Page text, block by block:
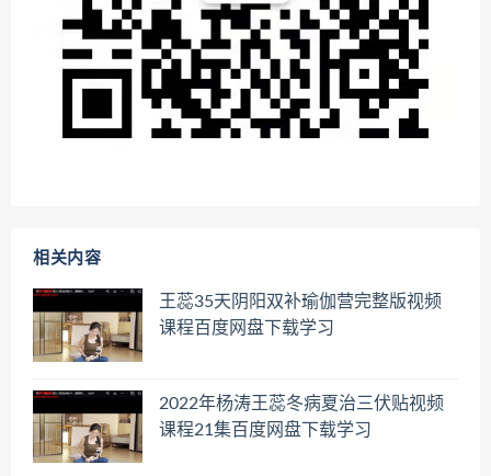
相关内容
王蕊35天阴阳双补瑜伽营完整版视频
课程百度网盘下载学习
2022年杨涛王蕊冬病夏治三伏贴视频
课程21集百度网盘下载学习